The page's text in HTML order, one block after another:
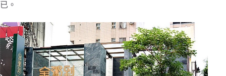
已。